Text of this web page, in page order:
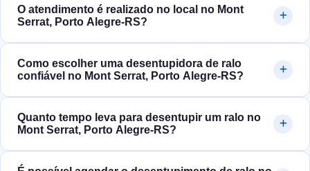
O atendimento é realizado no local no Mont
Serrat, Porto Alegre‑RS?
Como escolher uma desentupidora de ralo
confiável no Mont Serrat, Porto Alegre‑RS?
Quanto tempo leva para desentupir um ralo no
Mont Serrat, Porto Alegre‑RS?